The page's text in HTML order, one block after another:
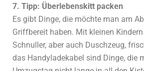
7. Tipp: Überlebenskitt packen
Es gibt Dinge, die möchte man am
Griffbereit haben. Mit kleinen
Schnuller, aber auch Duschzeug,
das Handyladekabel sind Dinge, die